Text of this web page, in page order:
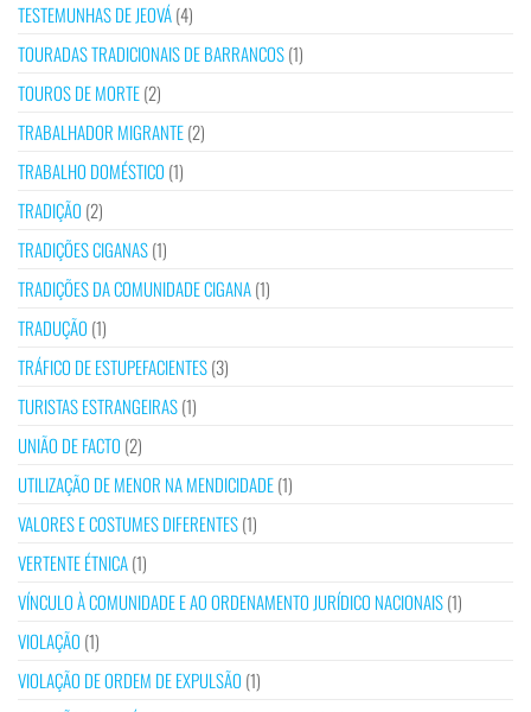
TESTEMUNHAS DE JEOVÁ(4)
TOURADAS TRADICIONAIS DE BARRANCOS(1)
TOUROS DE MORTE(2)
TRABALHADOR MIGRANTE(2)
TRABALHO DOMÉSTICO (1)
TRADIÇÃO (2)
TRADIÇÕES CIGANAS(1)
TRADIÇÕES DA COMUNIDADE CIGANA(1)
TRADUÇÃO (1)
TRÁFICO DE ESTUPEFACIENTES(3)
TURISTAS ESTRANGEIRAS(1)
UNIÃO DE FACTO (2)
UTILIZAÇÃO DE MENOR NA MENDICIDADE(1)
VALORES E COSTUMES DIFERENTES(1)
VERTENTE ÉTNICA(1)
VÍNCULO À COMUNIDADE E AO ORDENAMENTO JURÍDICO NACIONAIS(1)
VIOLAÇÃO (1)
VIOLAÇÃO DE ORDEM DE EXPULSÃO (1)